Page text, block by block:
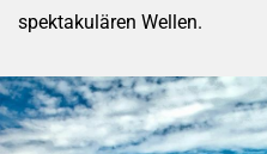
spektakulären Wellen.